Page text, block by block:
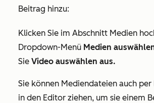
Beitrag hinzu:
Klicken Sie im Abschnitt Medien
Dropdown-Menü Medien
Sie Video auswählen aus.
Sie können Mediendateien auch
in den Editor ziehen, um sie einem